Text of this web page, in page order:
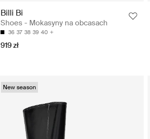
Billi Bi
Shoes - Mokasyny na obcasach
36 37 38 39 40
919 zł
New season